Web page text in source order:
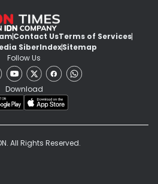
Contact UsTerms of Services
SiberIndexSitemap
Follow Us
Download
All Rights Reserved.